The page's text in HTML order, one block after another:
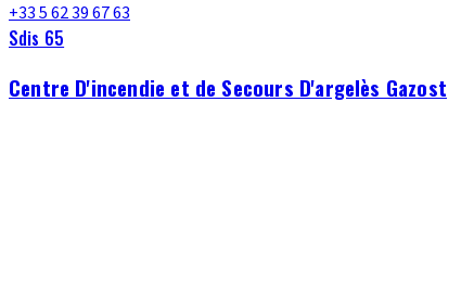
+33 5 62 39 67 63
Sdis 65
Centre D'incendie et de Secours D'argelès Gazost